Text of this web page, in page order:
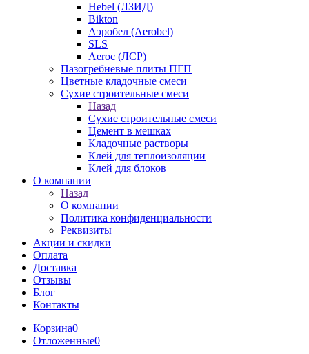
Hebel (ЛЗИД)
Bikton
Аэробел (Aerobel)
SLS
Aeroc (ЛСР)
Пазогребневые плиты ПГП
Цветные кладочные смеси
Сухие строительные смеси
Назад
Сухие строительные смеси
Цемент в мешках
Кладочные растворы
Клей для теплоизоляции
Клей для блоков
О компании
Назад
О компании
Политика конфиденциальности
Реквизиты
Акции и скидки
Оплата
Доставка
Отзывы
Блог
Контакты
Корзина0
Отложенные0